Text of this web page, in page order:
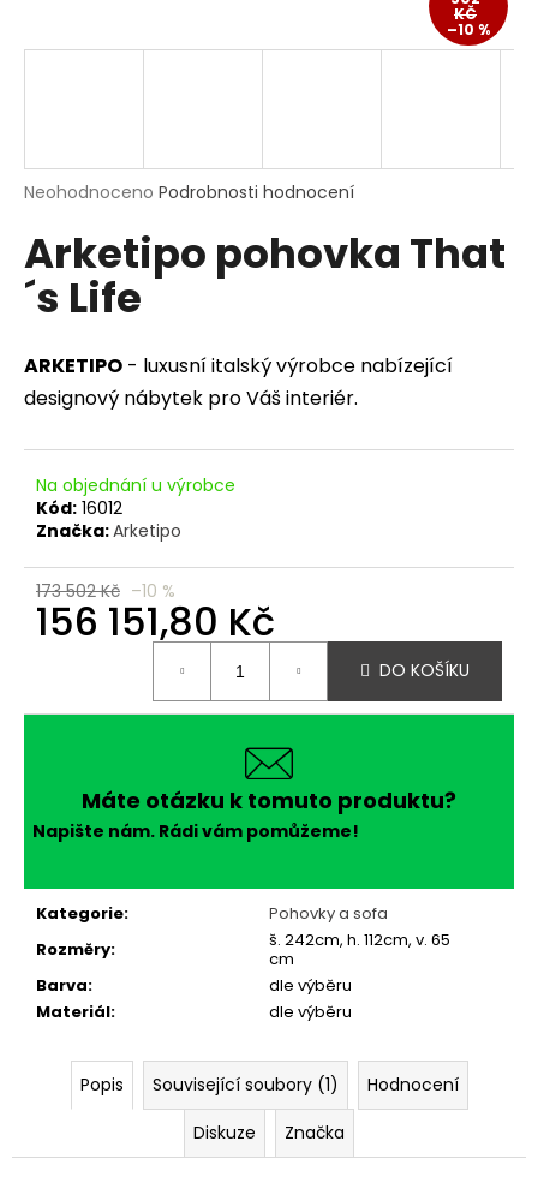
Průměrné
produktu
je
0,0
Neohodnoceno Podrobnosti hodnocení
Arketipo pohovka That
´s Life
ARKETIPO - luxusní italský výrobce nabízející
designový nábytek pro Váš interiér.
Na objednání u výrobce
Kód: 16012
Značka:Arketipo
173 502 Kč –10 %
156 151,80 Kč
DO KOŠÍKU
Máte otázku k tomuto produktu?
Napište nám. Rádi vám pomůžeme!
Kategorie:
Pohovky a sofa
Rozměry:
š. 242cm, h. 112cm, v. 65
cm
Barva:
dle výběru
Materiál: dle výběru
KČ
–10 %
Popis Související soubory (1)
Hodnocení
Diskuze
Značka
j
HLEDAT
D
o
u
č
u
e